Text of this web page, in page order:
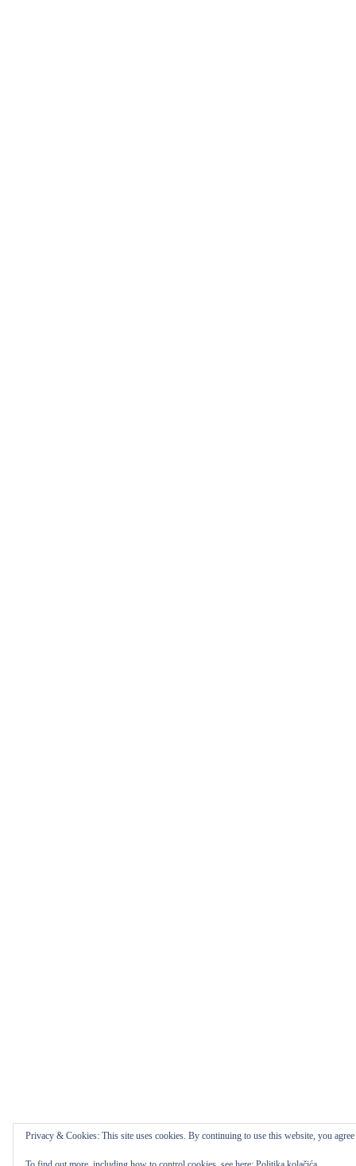
Privacy & Cookies: This site uses cookies. By continuing to use this website, you